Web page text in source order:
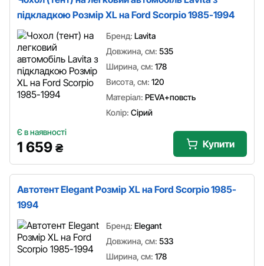
підкладкою Розмір XL на Ford Scorpio 1985-1994
Бренд: Lavita
Довжина, см: 535
Ширина, см: 178
Висота, см: 120
Матеріал: PEVA+повсть
Колір: Сірий
Є в наявності
1 659 ₴ Купити
Автотент Elegant Розмір XL на Ford Scorpio 1985-
1994
Бренд: Elegant
Довжина, см: 533
Ширина, см: 178